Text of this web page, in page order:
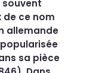
souvent
de ce nom
allemande
sa pièce